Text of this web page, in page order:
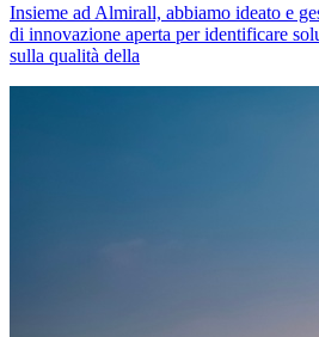
Insieme ad Almirall, abbiamo ideato e
di innovazione aperta per identificare
sulla qualità della